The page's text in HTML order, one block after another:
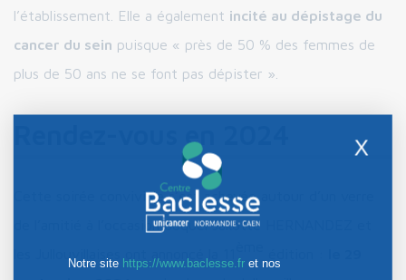
l’établissement. Elle a également incité au dépistage du
cancer du sein puisque « près de 50 % des femmes de
plus de 50 ans ne se font pas dépister ».
Rendez-vous en 2024
Cette soirée conviviale s’est achevée autour d’un verre
de l’amitié à l’occasion duquel Jakotte HERNANDEZ et
X
Notre site https://www.baclesse.fret nos